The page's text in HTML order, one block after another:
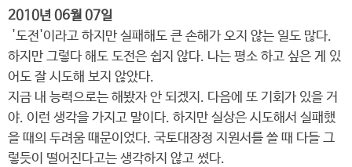
2010년 06월 07일
'도전'이라고 하지만 실패해도 큰 손해가 오지 않는 일도 많다.
하지만 그렇다 해도 도전은 쉽지 않다. 나는 평소 하고 싶은 게 있
어도 잘 시도해 보지 않았다.
지금 내 능력으로는 해봤자 안 되겠지. 다음에 또 기회가 있을 거
야. 이런 생각을 가지고 말이다. 하지만 실상은 시도해서 실패했
을 때의 두려움 때문이었다. 국토대장정 지원서를 쓸 때 다들 그
렇듯이 떨어진다고는 생각하지 않고 썼다.